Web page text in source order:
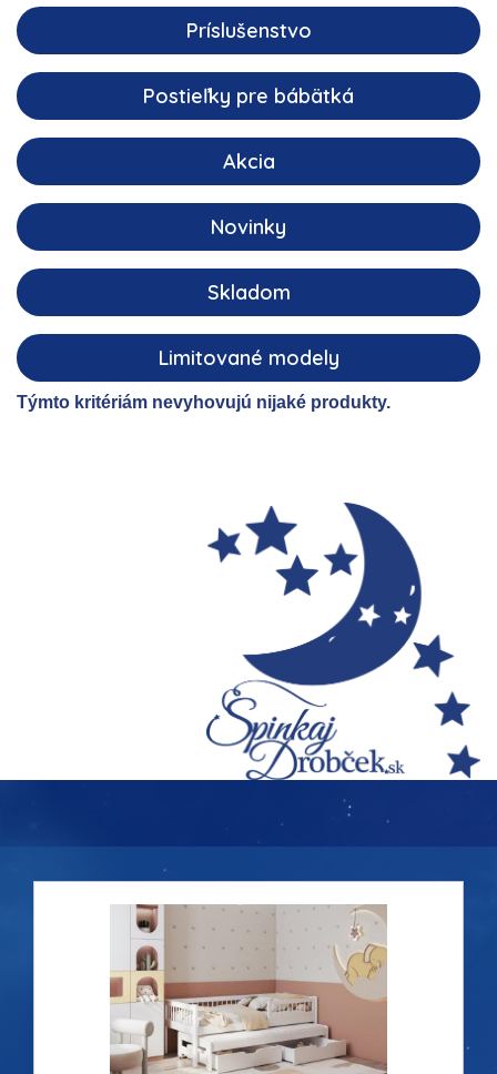
Príslušenstvo
Postieľky pre bábätká
Akcia
Novinky
Skladom
Limitované modely
Týmto kritériám nevyhovujú nijaké produkty.